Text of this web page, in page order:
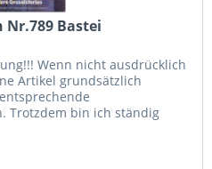
Nr.789 Bastei
Wenn nicht ausdrücklich
Artikel grundsätzlich
Trotzdem bin ich ständig